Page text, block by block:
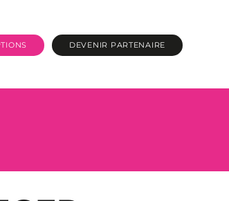
DEVENIR PARTENAIRE